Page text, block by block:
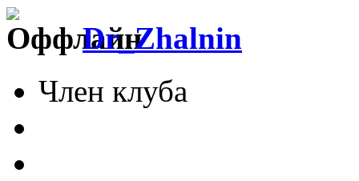
Dr_Zhalnin
Член клуба